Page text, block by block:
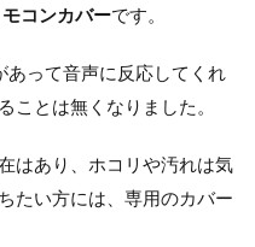
モコンカバーです。
あって音声に反応してくれ
ことは無くなりました。
はあり、ホコリや汚れは気
たい方には、専用のカバー